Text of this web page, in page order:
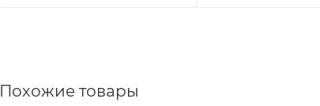
Похожие товары